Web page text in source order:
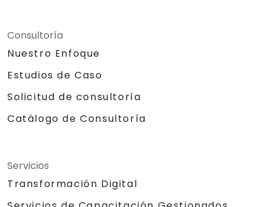
Consultoría
Nuestro Enfoque
Estudios de Caso
Solicitud de consultoría
Catálogo de Consultoría
Servicios
Transformación Digital